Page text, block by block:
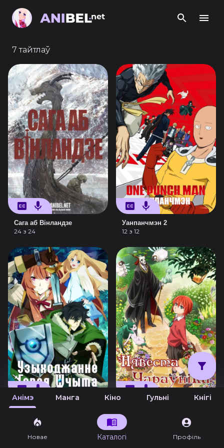
7 тайтлаў
Сага аб Вінландзе
24 з 24
Уанпанчмэн 2
12 з 12
Узыходжанне Героя Шчыта
24 з 24
Анімэ Манга Кіно Гульні Кнігі
Новае Каталогі Профіль